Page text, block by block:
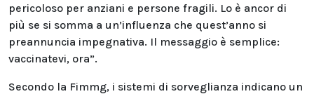
pericoloso per anziani e persone fragili. Lo è ancor di
più se si somma a un’influenza che quest’anno si
preannuncia impegnativa. Il messaggio è semplice:
vaccinatevi, ora”.
Secondo la Fimmg, i sistemi di sorveglianza indicano un